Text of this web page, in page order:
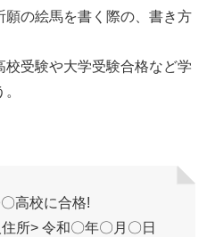
願の絵馬を書く際の、書き方
受験や大学受験合格など学
高校に合格!
所> 令和〇年〇月〇日